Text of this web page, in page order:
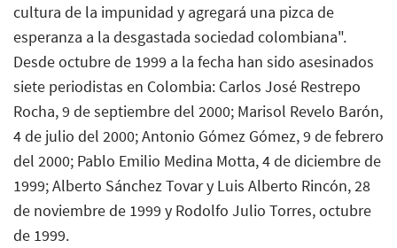
cultura de la impunidad y agregará una pizca de
esperanza a la desgastada sociedad colombiana".
Desde octubre de 1999 a la fecha han sido asesinados
siete periodistas en Colombia: Carlos José Restrepo
Rocha, 9 de septiembre del 2000; Marisol Revelo Barón,
4 de julio del 2000; Antonio Gómez Gómez, 9 de febrero
del 2000; Pablo Emilio Medina Motta, 4 de diciembre de
1999; Alberto Sánchez Tovar y Luis Alberto Rincón, 28
de noviembre de 1999 y Rodolfo Julio Torres, octubre
de 1999.